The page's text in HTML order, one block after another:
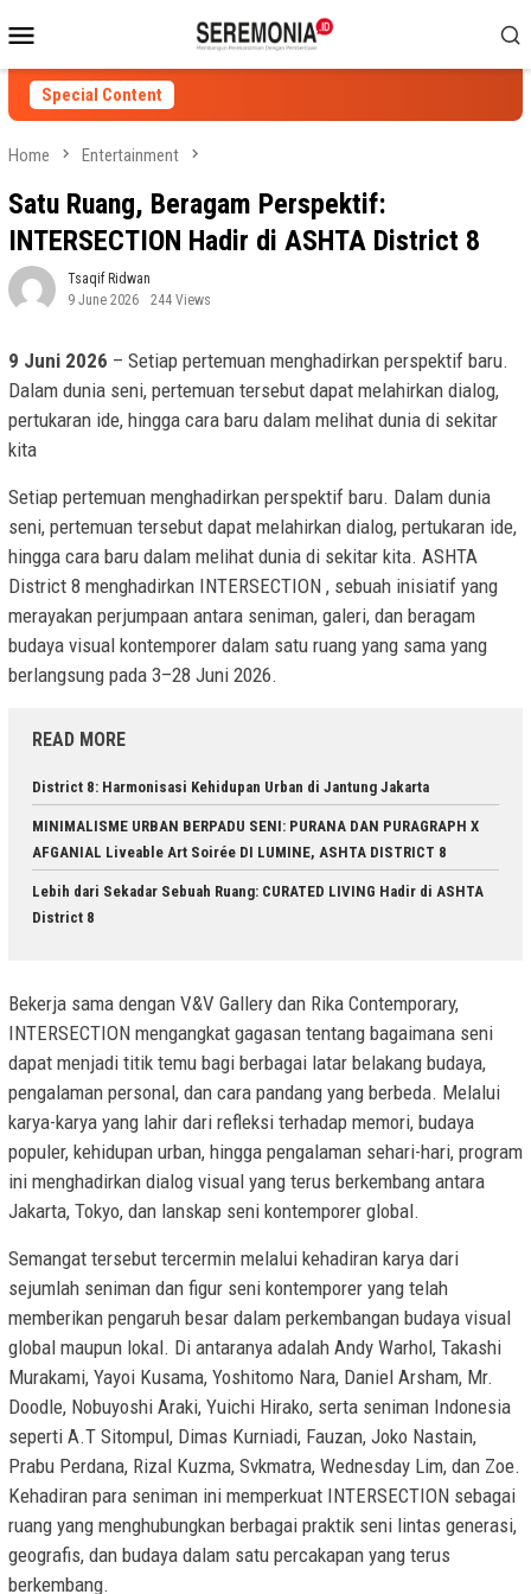
to
contentMenu
Special Content
Home Entertainment
Satu Ruang, Beragam Perspektif:
INTERSECTION Hadir di ASHTA District 8
Tsaqif Ridwan
9 June 2026
244 Views
9 Juni 2026 – Setiap pertemuan menghadirkan perspektif baru.
Dalam dunia seni, pertemuan tersebut dapat melahirkan dialog,
pertukaran ide, hingga cara baru dalam melihat dunia di sekitar
kita
Setiap pertemuan menghadirkan perspektif baru. Dalam dunia
seni, pertemuan tersebut dapat melahirkan dialog, pertukaran ide,
hingga cara baru dalam melihat dunia di sekitar kita. ASHTA
District 8 menghadirkan INTERSECTION , sebuah inisiatif yang
merayakan perjumpaan antara seniman, galeri, dan beragam
budaya visual kontemporer dalam satu ruang yang sama yang
berlangsung pada 3–28 Juni 2026.
READ MORE
District 8: Harmonisasi Kehidupan Urban di Jantung Jakarta
MINIMALISME URBAN BERPADU SENI: PURANA DAN PURAGRAPH X
AFGANIAL Liveable Art Soirée DI LUMINE, ASHTA DISTRICT 8
Lebih dari Sekadar Sebuah Ruang: CURATED LIVING Hadir di ASHTA
District 8
Bekerja sama dengan V&V Gallery dan Rika Contemporary,
INTERSECTION mengangkat gagasan tentang bagaimana seni
dapat menjadi titik temu bagi berbagai latar belakang budaya,
pengalaman personal, dan cara pandang yang berbeda. Melalui
karya-karya yang lahir dari refleksi terhadap memori, budaya
populer, kehidupan urban, hingga pengalaman sehari-hari, program
ini menghadirkan dialog visual yang terus berkembang antara
Jakarta, Tokyo, dan lanskap seni kontemporer global.
Semangat tersebut tercermin melalui kehadiran karya dari
sejumlah seniman dan figur seni kontemporer yang telah
memberikan pengaruh besar dalam perkembangan budaya visual
global maupun lokal. Di antaranya adalah Andy Warhol, Takashi
Murakami, Yayoi Kusama, Yoshitomo Nara, Daniel Arsham, Mr.
Doodle, Nobuyoshi Araki, Yuichi Hirako, serta seniman Indonesia
seperti A.T Sitompul, Dimas Kurniadi, Fauzan, Joko Nastain,
Prabu Perdana, Rizal Kuzma, Svkmatra, Wednesday Lim, dan Zoe.
Kehadiran para seniman ini memperkuat INTERSECTION sebagai
ruang yang menghubungkan berbagai praktik seni lintas generasi,
geografis, dan budaya dalam satu percakapan yang terus
berkembang.